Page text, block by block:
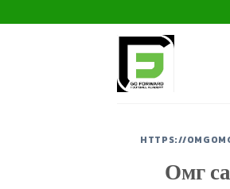
to
HTTPS://
Омг